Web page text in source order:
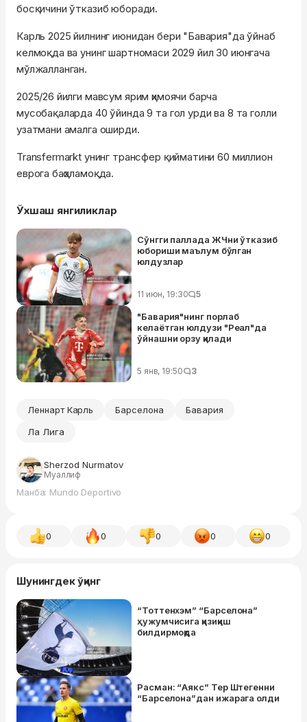
босқичини ўтказиб юборади.
Карль 2025 йилнинг июнидан бери "Бавария"да ўйнаб
келмоқда ва унинг шартномаси 2029 йил 30 июнгача
мўлжалланган.
2025/26 йилги мавсум ярим ҳимоячи барча
мусобақаларда 40 ўйинда 9 та гол урди ва 8 та голли
узатмани амалга оширди.
Transfermarkt унинг трансфер қийматини 60 миллион
еврога баҳоламоқда.
Ўхшаш янгиликлар
Сўнгги паллада ЖЧни ўтказиб
юбориши маълум бўлган
юлдузлар
11 июн, 19:30 5
"Бавария"нинг порлаб
келаётган юлдузи "Реал"да
ўйнашни орзу қилади
5 янв, 19:50 3
Леннарт Карль Барселона
Бавария
Ла Лига
Sherzod Nurmatov
Муаллиф
Манба: Mundo Deportivo
0 0 0 0 0
Шунингдек ўқинг
“Тоттенхэм” “Барселона”
ҳужумчисига қизиқиш
билдирмоқда
Расман: “Аякс” Тер Штегенни
“Барселона”дан ижарага олди